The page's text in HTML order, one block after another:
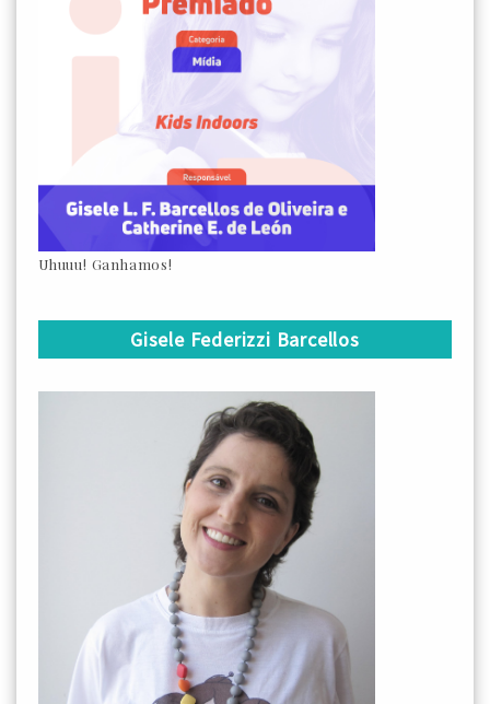
Uhuuu! Ganhamos!
Gisele Federizzi Barcellos